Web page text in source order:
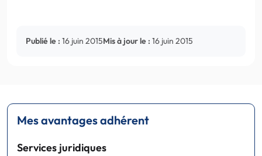
Publié le : 16 juin 2015Mis à jour le : 16 juin 2015
Mes avantages adhérent
Services juridiques